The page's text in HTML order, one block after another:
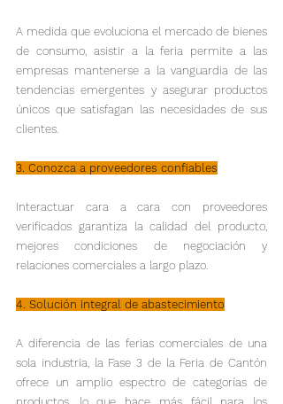
A medida que evoluciona el mercado de bienes
de consumo, asistir a la feria permite a las
empresas mantenerse a la vanguardia de las
tendencias emergentes y asegurar productos
únicos que satisfagan las necesidades de sus
clientes.
3. Conozca a proveedores confiables
Interactuar cara a cara con proveedores
verificados garantiza la calidad del producto,
mejores condiciones de negociación y
relaciones comerciales a largo plazo.
4. Solución integral de abastecimiento
A diferencia de las ferias comerciales de una
sola industria, la Fase 3 de la Feria de Cantón
ofrece un amplio espectro de categorías de